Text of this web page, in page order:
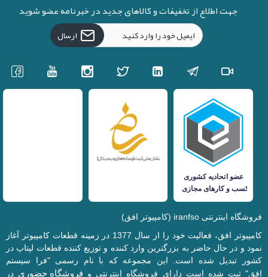
جهت اطلاع از تخفیفات و کالاهای جدید در خبرنامه عضو شوید
ارسال
فروشگاه اینترنتی iranfso (کامپیوتر افق)
کامپیوتر افق، فعالیت خود را از سال 1377 در زمینه قطعات کامپیوتر آغاز
نمود و در حال حاضر به بزرگترین وارد کننده و توزیع کننده قطعات لپتاپ در
کشور تبدیل شده است. این مجموعه که با نام رسمی "فرا سیستم
افق" ثبت شده است دارای فروشگاه اینترنتی و فروشگاه حضوری در